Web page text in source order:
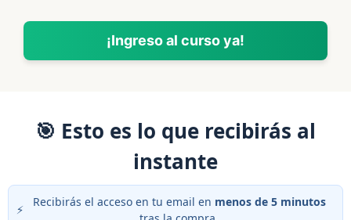
¡Ingreso al curso ya!
🎯 Esto es lo que recibirás al
instante
⚡
Recibirás el acceso en tu email en menos de 5 minutos